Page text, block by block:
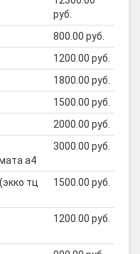
руб.
800.00 руб.
1200.00 руб.
1800.00 руб.
1500.00 руб.
2000.00 руб.
а4
3000.00 руб.
тц
1500.00 руб.
1200.00 руб.